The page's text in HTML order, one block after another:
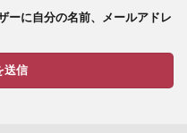
ーに自分の名前、メールアドレ